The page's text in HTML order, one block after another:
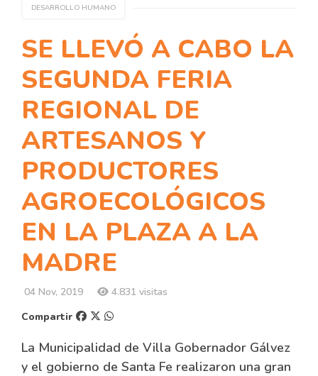
DESARROLLO HUMANO
SE LLEVÓ A CABO LA
SEGUNDA FERIA
REGIONAL DE
ARTESANOS Y
PRODUCTORES
AGROECOLÓGICOS
EN LA PLAZA A LA
MADRE
04 Nov, 2019
4.831 visitas
Compartir
La Municipalidad de Villa Gobernador Gálvez
y el gobierno de Santa Fe realizaron una gran